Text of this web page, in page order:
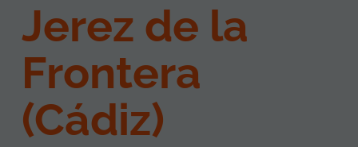
Jerez de la
Frontera
(Cádiz)